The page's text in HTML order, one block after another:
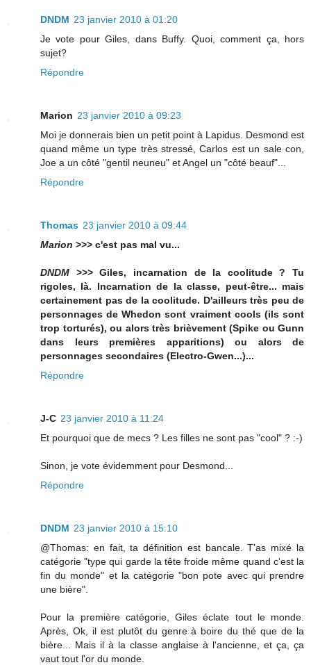
DNDM 23 janvier 2010 à 01:20
Je vote pour Giles, dans Buffy. Quoi, comment ça, hors
sujet?
Répondre
Marion 23 janvier 2010 à 09:23
Moi je donnerais bien un petit point à Lapidus. Desmond est
quand même un type très stressé, Carlos est un sale con,
Joe a un côté "gentil neuneu" et Angel un "côté beauf"...
Répondre
Thomas 23 janvier 2010 à 09:44
Marion >>> c'est pas mal vu...
DNDM >>> Giles, incarnation de la coolitude ? Tu
rigoles, là. Incarnation de la classe, peut-être... mais
certainement pas de la coolitude. D'ailleurs très peu de
personnages de Whedon sont vraiment cools (ils sont
trop torturés), ou alors très brièvement (Spike ou Gunn
dans leurs premières apparitions) ou alors de
personnages secondaires (Electro-Gwen...)...
Répondre
J-C 23 janvier 2010 à 11:24
Et pourquoi que de mecs ? Les filles ne sont pas "cool" ? :-)
Sinon, je vote évidemment pour Desmond...
Répondre
DNDM 23 janvier 2010 à 15:10
@Thomas: en fait, ta définition est bancale. T'as mixé la
catégorie "type qui garde la tête froide même quand c'est la
fin du monde" et la catégorie "bon pote avec qui prendre
une bière".
Pour la première catégorie, Giles éclate tout le monde.
Après, Ok, il est plutôt du genre à boire du thé que de la
bière... Mais il à la classe anglaise à l'ancienne, et ça, ça
vaut tout l'or du monde.